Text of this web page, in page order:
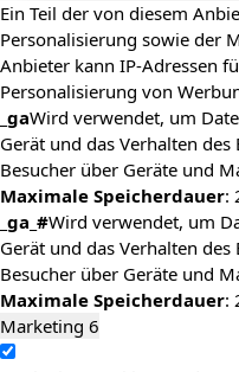
Ein Teil der von diesem
Personalisierung sowie der
Anbieter kann IP-Adressen
Personalisierung von
_gaWird verwendet, um
Gerät und das Verhalten des
Besucher über Geräte und
Maximale Speicherdauer:
_ga_#Wird verwendet, um
Gerät und das Verhalten des
Besucher über Geräte und
Maximale Speicherdauer:
Marketing 6